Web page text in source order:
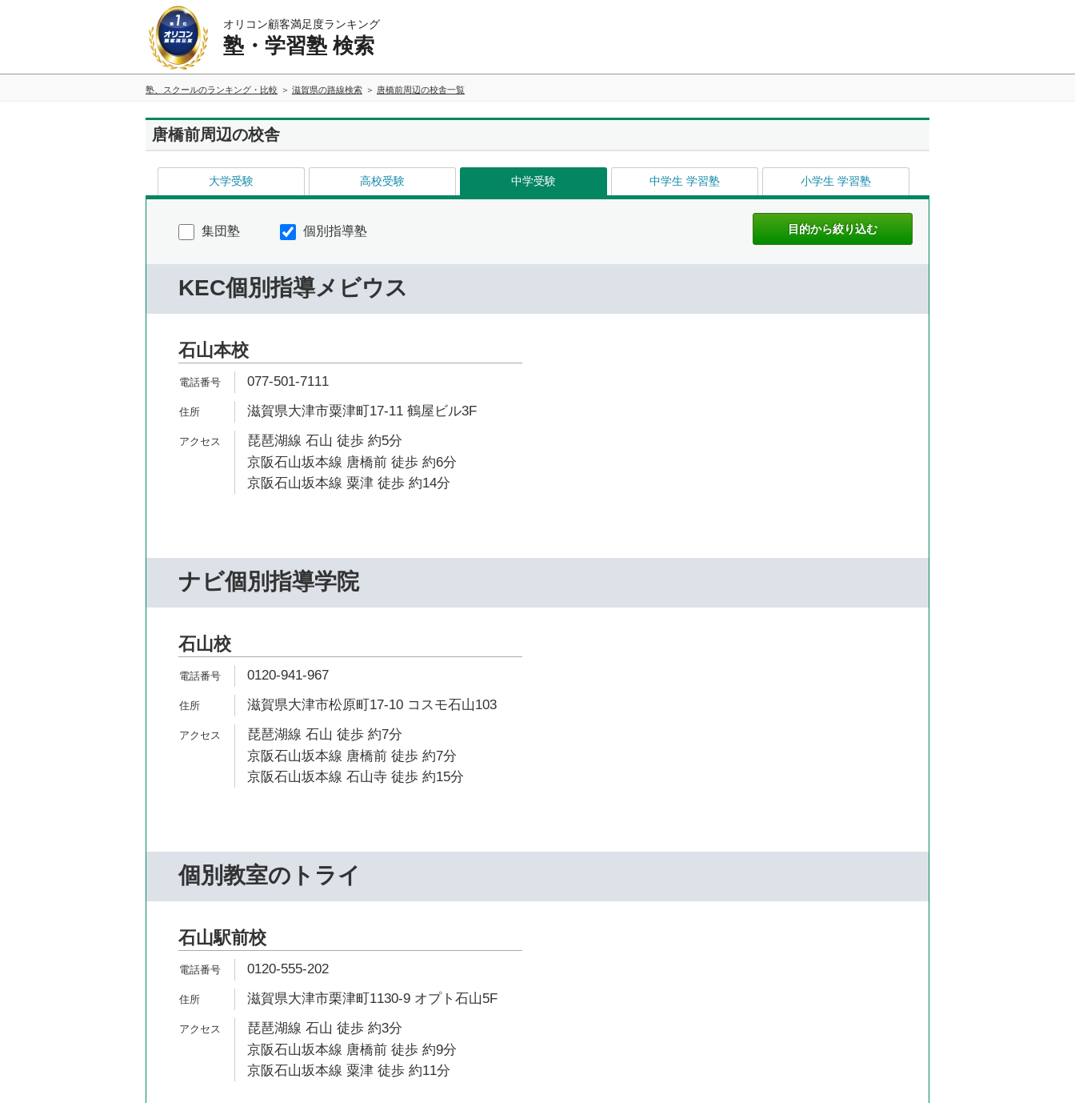
オリコン顧客満足度ランキング
塾・学習塾 検索
塾、スクールのランキング・比較 滋賀県の路線検索 唐橋前周辺の校舎一覧
唐橋前周辺の校舎
大学受験 高校受験 中学受験 中学生 学習塾 小学生 学習塾
集団塾 個別指導塾
KEC個別指導メビウス
石山本校
077-501-7111
滋賀県大津市粟津町17-11 鶴屋ビル3F
琵琶湖線 石山 徒歩 約5分
京阪石山坂本線 唐橋前 徒歩 約6分
京阪石山坂本線 粟津 徒歩 約14分
ナビ個別指導学院
石山校
0120-941-967
滋賀県大津市松原町17-10 コスモ石山103
琵琶湖線 石山 徒歩 約7分
京阪石山坂本線 唐橋前 徒歩 約7分
京阪石山坂本線 石山寺 徒歩 約15分
個別教室のトライ
石山駅前校
0120-555-202
滋賀県大津市栗津町1130-9 オプト石山5F
琵琶湖線 石山 徒歩 約3分
京阪石山坂本線 唐橋前 徒歩 約9分
京阪石山坂本線 粟津 徒歩 約11分